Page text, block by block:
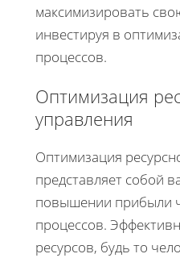
максимизировать
инвестируя в
процессов.
Оптимизация
управления
Оптимизация
представляет собой
повышении прибыли
процессов.
ресурсов, будь то